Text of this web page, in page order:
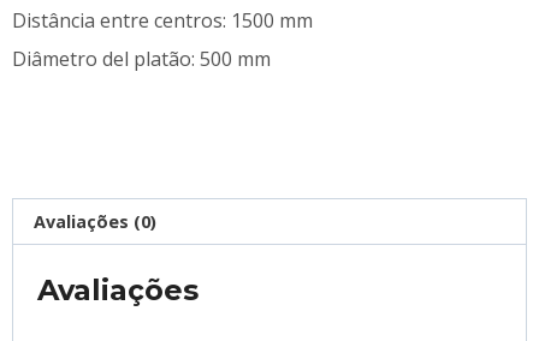
Distância entre centros: 1500 mm
Diâmetro del platão: 500 mm
Avaliações (0)
Avaliações